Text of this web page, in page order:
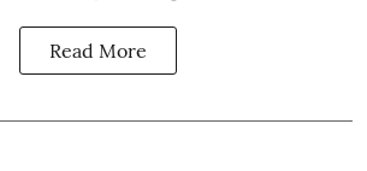
Read More